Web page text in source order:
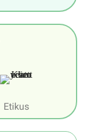
Etikus